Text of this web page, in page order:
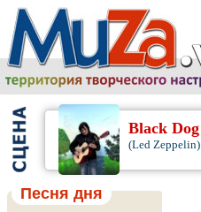
Black Dog
(Led Zeppelin)
Песня дня